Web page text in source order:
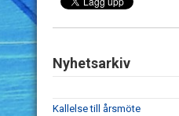
Nyhetsarkiv
Kallelse till årsmöte